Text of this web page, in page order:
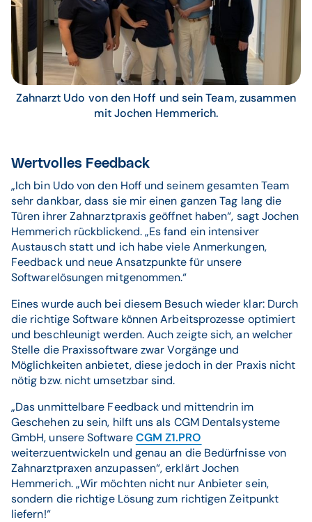
Zahnarzt Udo von den Hoff und sein Team, zusammen
mit Jochen Hemmerich.
Wertvolles Feedback
„Ich bin Udo von den Hoff und seinem gesamten Team
sehr dankbar, dass sie mir einen ganzen Tag lang die
Türen ihrer Zahnarztpraxis geöffnet haben“, sagt Jochen
Hemmerich rückblickend. „Es fand ein intensiver
Austausch statt und ich habe viele Anmerkungen,
Feedback und neue Ansatzpunkte für unsere
Softwarelösungen mitgenommen.“
Eines wurde auch bei diesem Besuch wieder klar: Durch
die richtige Software können Arbeitsprozesse optimiert
und beschleunigt werden. Auch zeigte sich, an welcher
Stelle die Praxissoftware zwar Vorgänge und
Möglichkeiten anbietet, diese jedoch in der Praxis nicht
nötig bzw. nicht umsetzbar sind.
„Das unmittelbare Feedback und mittendrin im
Geschehen zu sein, hilft uns als CGM Dentalsysteme
GmbH, unsere SoftwareCGM Z1.PRO
weiterzuentwickeln und genau an die Bedürfnisse von
Zahnarztpraxen anzupassen“, erklärt Jochen
Hemmerich. „Wir möchten nicht nur Anbieter sein,
sondern die richtige Lösung zum richtigen Zeitpunkt
liefern!“